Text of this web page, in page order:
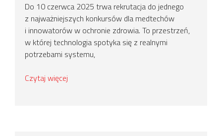
Do 10 czerwca 2025 trwa rekrutacja do jednego
z najważniejszych konkursów dla medtechów
i innowatorów w ochronie zdrowia. To przestrzeń,
w której technologia spotyka się z realnymi
potrzebami systemu,
Czytaj więcej